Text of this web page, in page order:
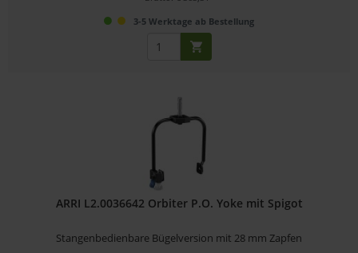
3-5 Werktage ab Bestellung
ARRI L2.0036642 Orbiter P.O. Yoke mit Spigot
Stangenbedienbare Bügelversion mit 28 mm Zapfen